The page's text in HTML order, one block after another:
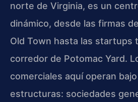
norte de Virginia, es un
dinámico, desde las firmas
Old Town hasta las startups
corredor de Potomac Yard.
comerciales aquí operan
estructuras: sociedades